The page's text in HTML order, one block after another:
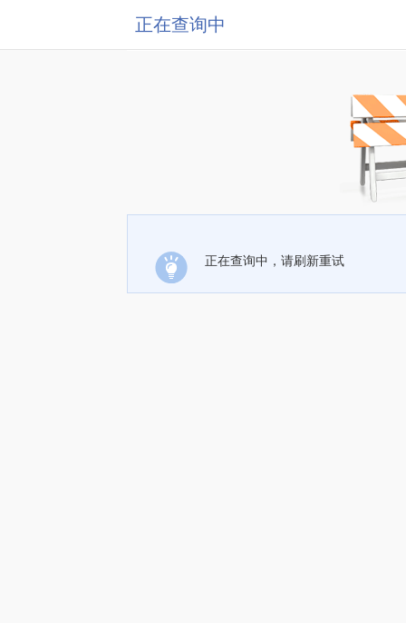
正在查询中
正在查询中，请刷新重试